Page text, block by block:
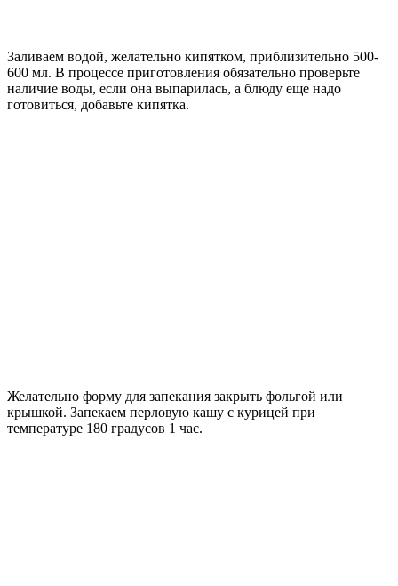
Заливаем водой, желательно кипятком, приблизительно 500-
600 мл. В процессе приготовления обязательно проверьте
наличие воды, если она выпарилась, а блюду еще надо
готовиться, добавьте кипятка.
Желательно форму для запекания закрыть фольгой или
крышкой. Запекаем перловую кашу с курицей при
температуре 180 градусов 1 час.